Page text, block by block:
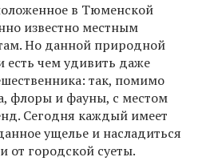
в Тюменской
известно местным
Но данной природной
есть чем удивить даже
так, помимо
флоры и фауны, с местом
Сегодня каждый имеет
ущелье и насладиться
городской суеты.